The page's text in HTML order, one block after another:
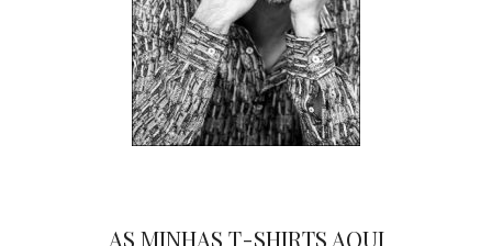
AS MINHAS T-SHIRTS AQUI